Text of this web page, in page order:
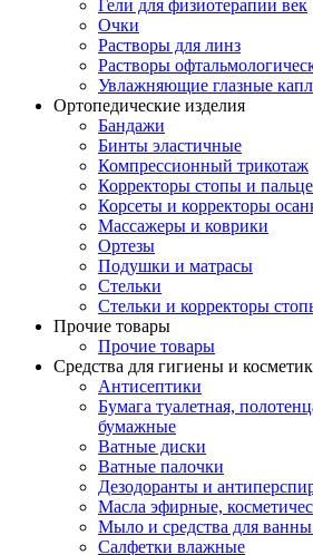
Гели для физиотерапии век
Очки
Растворы для линз
Растворы
Увлажняющие глазные
Ортопедические изделия
Бандажи
Бинты эластичные
Компрессионный трикотаж
Корректоры стопы и
Корсеты и корректоры
Массажеры и коврики
Ортезы
Подушки и матрасы
Стельки
Стельки и корректоры
Прочие товары
Прочие товары
Средства для гигиены и
Антисептики
Бумага туалетная,
бумажные
Ватные диски
Ватные палочки
Дезодоранты и
Масла эфирные,
Мыло и средства для
Салфетки влажные